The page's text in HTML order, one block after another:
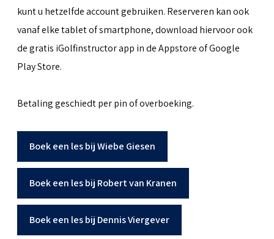
kunt u hetzelfde account gebruiken. Reserveren kan ook
vanaf elke tablet of smartphone, download hiervoor ook
de gratis iGolfinstructor app in de Appstore of Google
Play Store.
Betaling geschiedt per pin of overboeking.
Boek een les bij Wiebe Giesen
Boek een les bij Robert van Kranen
Boek een les bij Dennis Viergever